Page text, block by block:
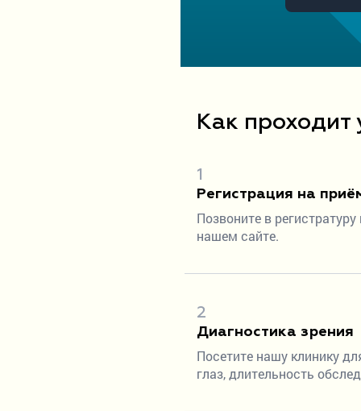
Как проходит
1
Регистрация на
Позвоните в
нашем сайте.
2
Диагностика зрения
Посетите нашу клинику
глаз, длительность